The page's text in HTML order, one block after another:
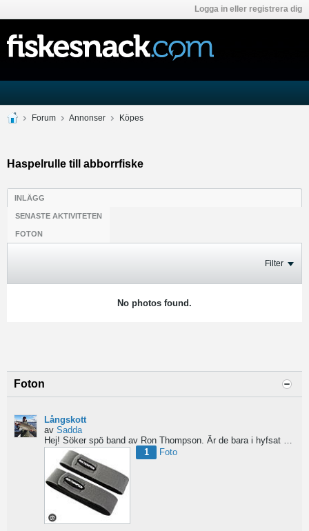
Logga in eller registrera dig
Forum Annonser Köpes
Haspelrulle till abborrfiske
INLÄGG
SENASTE AKTIVITETEN
FOTON
Filter
No photos found.
Foton
Långskott
av Sadda
Hej! Söker spö band av Ron Thompson. Är de bara i hyfsat skick så köper jag gärna ett par....
1
Foto